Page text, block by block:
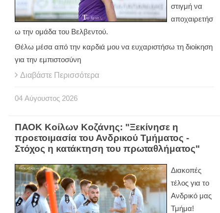
στιγμή να
αποχαιρετήσ
ω την ομάδα του Βελβεντού.
Θέλω μέσα από την καρδιά μου να ευχαριστήσω τη διοίκηση
για την εμπιστοσύνη
Διαβάστε Περισσότερα
04 Αύγουστος 2026
ΠΑΟΚ Κοίλων Κοζάνης: "Ξεκίνησε η
προετοιμασία του Ανδρικού Τμήματος -
Στόχος η κατάκτηση του πρωταθλήματος"
Διακοπές
τέλος για το
Ανδρικό μας
Τμήμα!